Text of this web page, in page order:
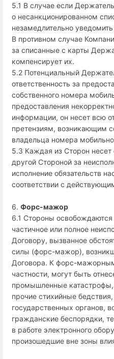
5.1 В случае если
о несанкционированном
незамедлительно
В противном случае
за списанные с карты
компенсирует их.
5.2 Потенциальный
ответственность за
собственного номера
предоставления
информации, он несет всю
претензиям, возникающим
владельца номера
5.3 Каждая из Сторон несет
другой Стороной за
исполнение обязательств
соответствии с
6. Форс-мажор
6.1 Стороны освобождаются
частичное или полное
Договору, вызванное
силы (форс-мажор),
Договора. К форс-
частности, могут быть
промышленные
прочие стихийные
государственных органов,
гражданские беспорядки,
в работе электронного
произошедшие вне зоны